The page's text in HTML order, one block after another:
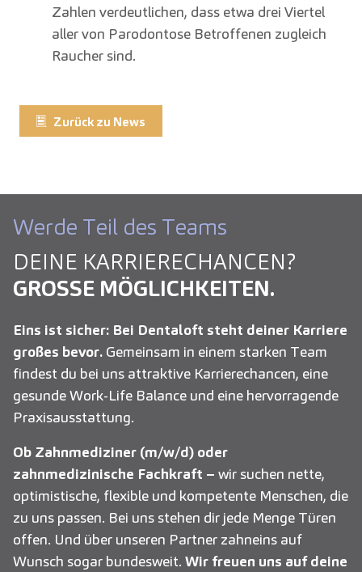
Zahlen verdeutlichen, dass etwa drei Viertel
aller von Parodontose Betroffenen zugleich
Raucher sind.
Zurück zu News
Werde Teil des Teams
DEINE KARRIERE­CHANCEN?
GROSSE MÖGLICHKEITEN.
Eins ist sicher: Bei Dentaloft steht deiner Karriere
großes bevor. Gemeinsam in einem starken Team
findest du bei uns attraktive Karrierechancen, eine
gesunde Work-Life Balance und eine hervorragende
Praxisausstattung.
Ob Zahnmediziner (m/w/d) oder
zahnmedizinische Fachkraft – wir suchen nette,
optimistische, flexible und kompetente Menschen, die
zu uns passen. Bei uns stehen dir jede Menge Türen
offen. Und über unseren Partner zahneins auf
Wunsch sogar bundesweit. Wir freuen uns auf deine